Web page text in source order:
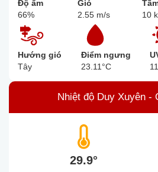
Độ ẩm
66%
Gió
2.55 m/s
10
Hướng gió
Tây
Điểm ngưng
23.11°C
Nhiệt độ Duy Xuyên -
29.9°